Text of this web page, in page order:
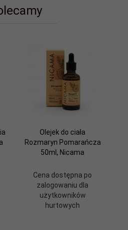
Olejek do ciała
Rozmaryn Pomarańcza
50ml, Nicama
Cena dostępna po
zalogowaniu dla
użytkowników
hurtowych